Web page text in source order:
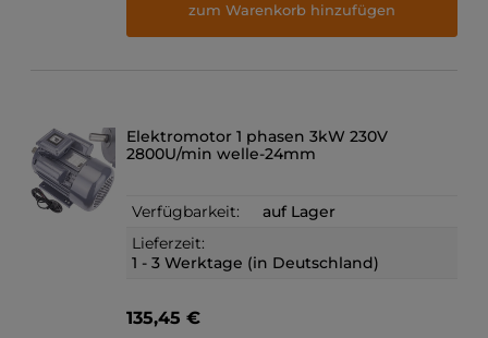
zum Warenkorb hinzufügen
Elektromotor 1 phasen 3kW 230V
2800U/min welle-24mm
Verfügbarkeit:
auf Lager
Lieferzeit:
1 - 3 Werktage (in Deutschland)
135,45 €